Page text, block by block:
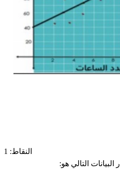
النقاط: 1
التالي هو: